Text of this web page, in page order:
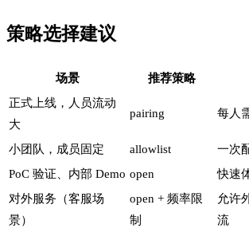
策略选择建议
场景 推荐策略
正式上线，人员流动
大
pairing 每人
小团队，成员固定 allowlist
一次
PoC 验证、内部 Demo open
快速
对外服务（客服场
景）
open + 频率限
制
允许
流